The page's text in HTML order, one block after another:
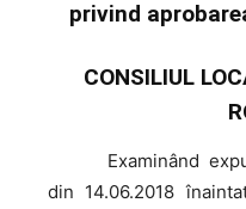
privind
CONSILIUL
Examinând
din 14.06.2018